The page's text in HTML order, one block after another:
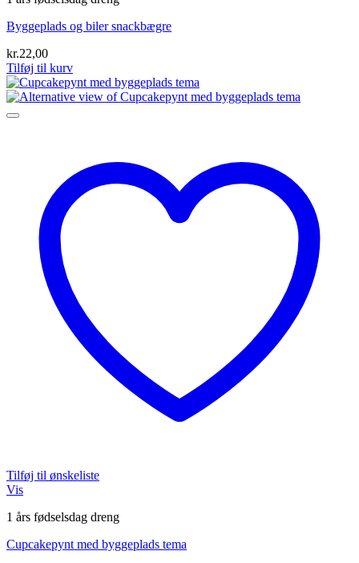
Byggeplads og biler snackbægre
kr.22,00
Tilføj til kurv
Tilføj til ønskeliste
Vis
1 års fødselsdag dreng
Cupcakepynt med byggeplads tema